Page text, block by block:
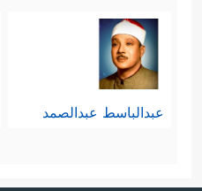
عبدالباسط عبدالصمد